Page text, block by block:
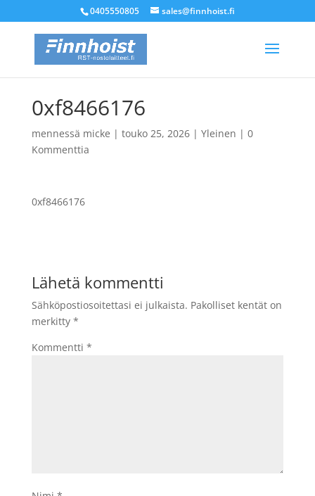
0405550805 sales@finnhoist.fi
0xf8466176
mennessä micke | touko 25, 2026| Yleinen | 0
Kommenttia
0xf8466176
Lähetä kommentti
Sähköpostiosoitettasi ei julkaista. Pakolliset kentät on
merkitty *
Kommentti *